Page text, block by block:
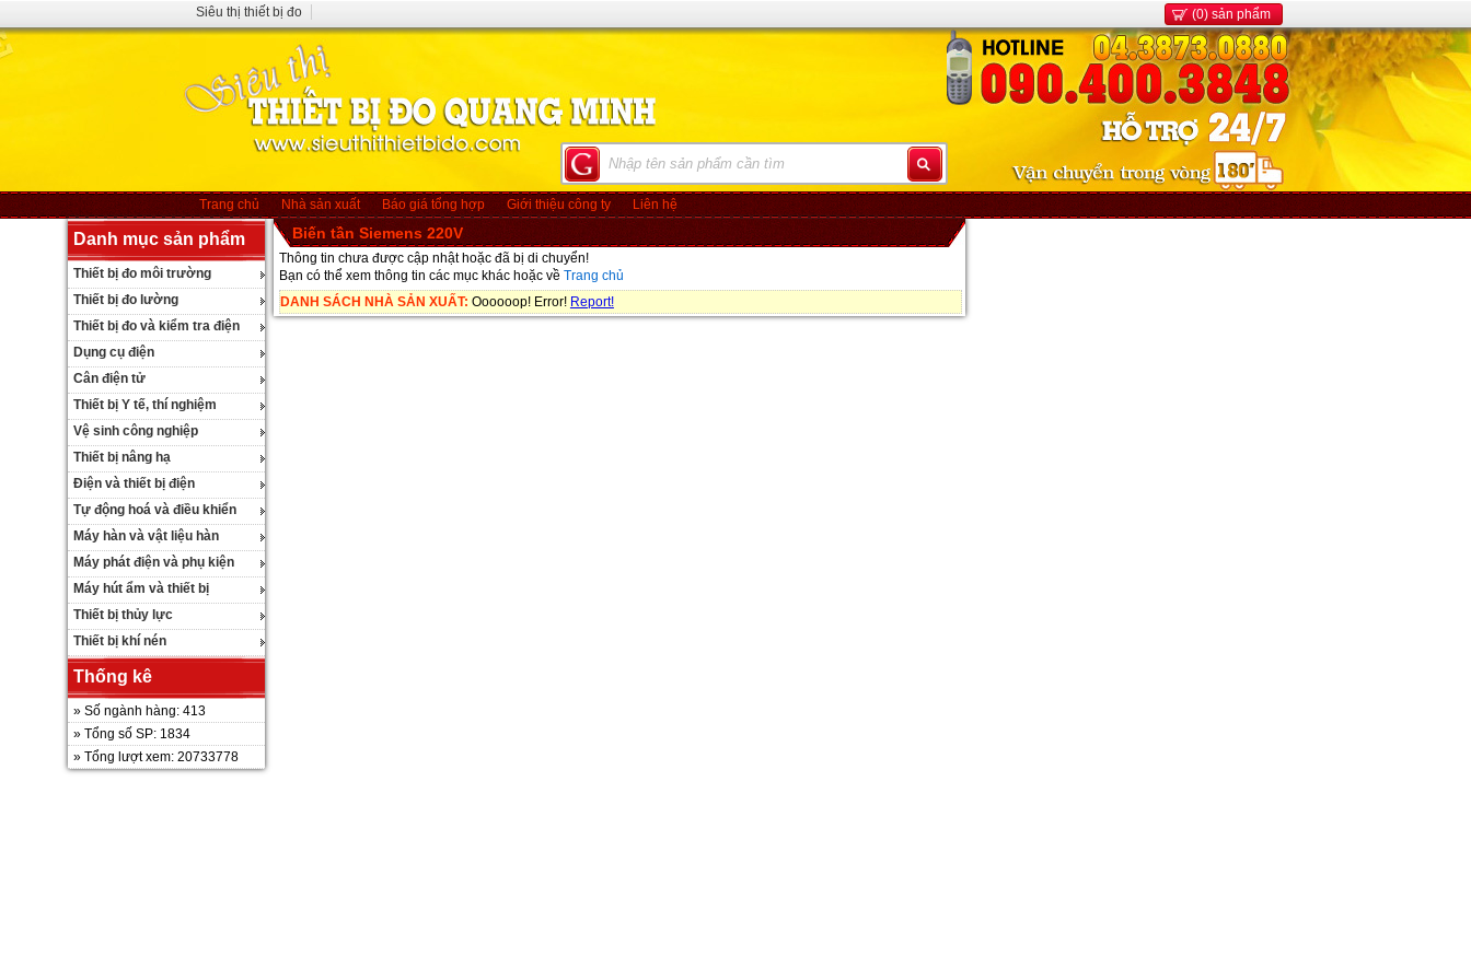
Siêu thị thiết bị đo (0) sản phẩm
Trang chủ Nhà sản xuất Báo giá tổng hợp Giới thiệu công ty Liên hệ
Danh mục sản phẩm
Thiết bị đo môi trường
Thiết bị đo lường
Thiết bị đo và kiểm tra điện
Dụng cụ điện
Cân điện tử
Thiết bị Y tế, thí nghiệm
Vệ sinh công nghiệp
Thiết bị nâng hạ
Điện và thiết bị điện
Tự động hoá và điều khiển
Máy hàn và vật liệu hàn
Máy phát điện và phụ kiện
Máy hút ẩm và thiết bị
Thiết bị thủy lực
Thiết bị khí nén
Thống kê
» Số ngành hàng: 413
» Tổng số SP: 1834
» Tổng lượt xem: 20733778
Biến tần Siemens 220V
Thông tin chưa được cập nhật hoặc đã bị di chuyển!
Bạn có thể xem thông tin các mục khác hoặc về Trang chủ
DANH SÁCH NHÀ SẢN XUẤT: Oooooop! Error! Report!